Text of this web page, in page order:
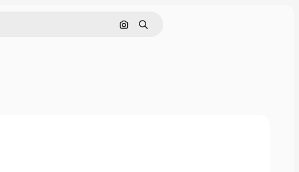
Pesquisar por imagem
Buscar